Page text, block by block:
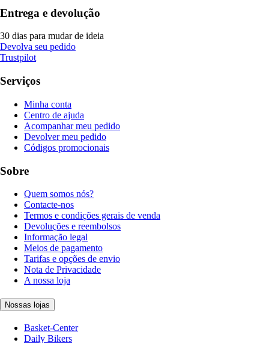
Entrega e devolução
30 dias para mudar de ideia
Devolva seu pedido
Trustpilot
Serviços
Minha conta
Centro de ajuda
Acompanhar meu pedido
Devolver meu pedido
Códigos promocionais
Sobre
Quem somos nós?
Contacte-nos
Termos e condições gerais de venda
Devoluções e reembolsos
Informação legal
Meios de pagamento
Tarifas e opções de envio
Nota de Privacidade
A nossa loja
Nossas lojas
Basket-Center
Daily Bikers